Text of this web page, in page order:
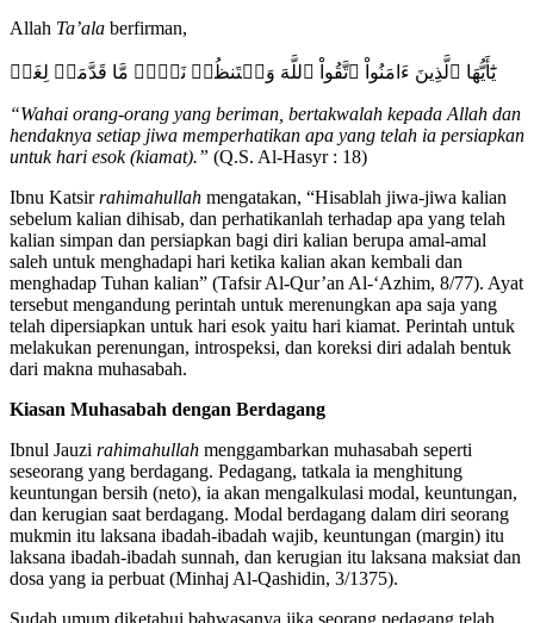
Allah Ta’ala berfirman,
يَٰٓأَيُّهَا ٱلَّذِينَ ءَامَنُواْ ٱتَّقُواْ ٱللَّهَ وَلۡتَنظُرۡ نَفۡسٞ مَّا قَدَّمَتۡ لِغَدٖ
“Wahai orang-orang yang beriman, bertakwalah kepada Allah dan
hendaknya setiap jiwa memperhatikan apa yang telah ia persiapkan
untuk hari esok (kiamat).” (Q.S. Al-Hasyr : 18)
Ibnu Katsirrahimahullah mengatakan, “Hisablah jiwa-jiwa kalian
sebelum kalian dihisab, dan perhatikanlah terhadap apa yang telah
kalian simpan dan persiapkan bagi diri kalian berupa amal-amal
saleh untuk menghadapi hari ketika kalian akan kembali dan
menghadap Tuhan kalian” (Tafsir Al-Qur’an Al-‘Azhim, 8/77). Ayat
tersebut mengandung perintah untuk merenungkan apa saja yang
telah dipersiapkan untuk hari esok yaitu hari kiamat. Perintah untuk
melakukan perenungan, introspeksi, dan koreksi diri adalah bentuk
dari makna muhasabah.
Kiasan Muhasabah dengan Berdagang
Ibnul Jauzi rahimahullah menggambarkan muhasabah seperti
seseorang yang berdagang. Pedagang, tatkala ia menghitung
keuntungan bersih (neto), ia akan mengalkulasi modal, keuntungan,
dan kerugian saat berdagang. Modal berdagang dalam diri seorang
mukmin itu laksana ibadah-ibadah wajib, keuntungan (margin) itu
laksana ibadah-ibadah sunnah, dan kerugian itu laksana maksiat dan
dosa yang ia perbuat (Minhaj Al-Qashidin, 3/1375).